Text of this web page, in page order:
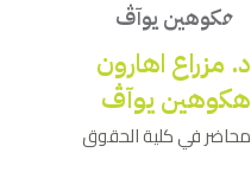
د. مزراع اهارون
هكوهين يوآڤ
محاضر في كلية الحقوق